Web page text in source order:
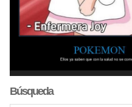
Búsqueda